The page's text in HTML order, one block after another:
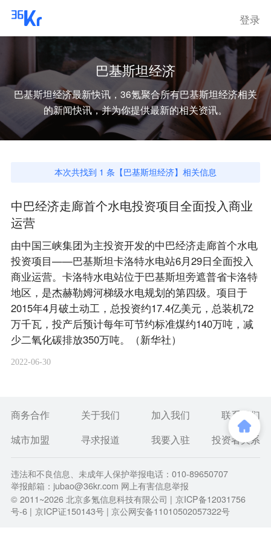
登录
巴基斯坦经济
巴基斯坦经济最新快讯，36氪聚合所有巴基斯坦经济相关
的新闻快讯，并为你提供最新的相关资讯。
本次共找到 1 条【巴基斯坦经济】相关信息
中巴经济走廊首个水电投资项目全面投入商业
运营
由中国三峡集团为主投资开发的中巴经济走廊首个水电
投资项目——巴基斯坦卡洛特水电站6月29日全面投入
商业运营。卡洛特水电站位于巴基斯坦旁遮普省卡洛特
地区，是杰赫勒姆河梯级水电规划的第四级。项目于
2015年4月破土动工，总投资约17.4亿美元，总装机72
万千瓦，投产后预计每年可节约标准煤约140万吨，减
少二氧化碳排放350万吨。（新华社）
2022-06-30
商务合作 关于我们 加入我们
联系我们
城市加盟
寻求报道 我要入驻 投资者关系
违法和不良信息、未成年人保护举报电话：010-89650707
举报邮箱：jubao@36kr.com 网上有害信息举报
© 2011~2026北京多氪信息科技有限公司 | 京ICP备12031756
号-6 | 京ICP证150143号 | 京公网安备11010502057322号